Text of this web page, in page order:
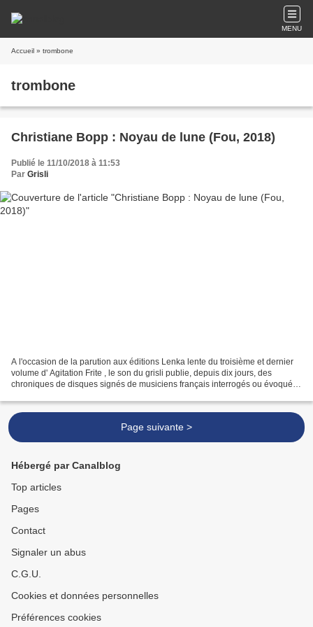
MENU
Accueil » trombone
trombone
Christiane Bopp : Noyau de lune (Fou, 2018)
Publié le 11/10/2018 à 11:53
Par Grisli
A l'occasion de la parution aux éditions Lenka lente du troisième et dernier
volume d' Agitation Frite , le son du grisli publie, depuis dix jours, des
chroniques de disques signés de musiciens français interrogés ou évoqués
Page suivante >
Hébergé par Canalblog
Top articles
Pages
Contact
Signaler un abus
C.G.U.
Cookies et données personnelles
Préférences cookies